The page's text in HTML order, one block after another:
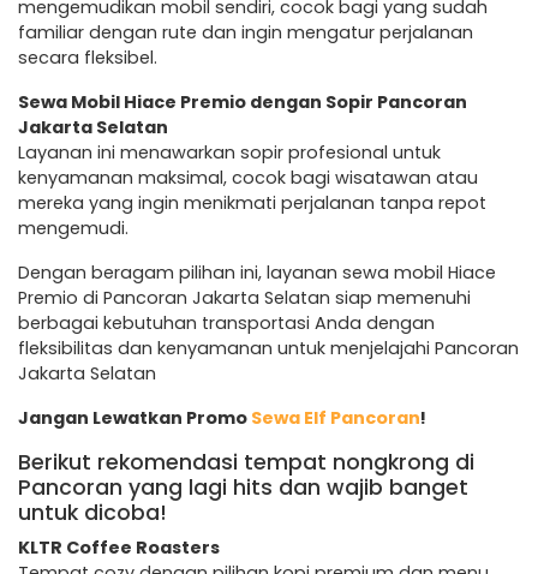
mengemudikan mobil sendiri, cocok bagi yang sudah
familiar dengan rute dan ingin mengatur perjalanan
secara fleksibel.
Sewa Mobil Hiace Premio dengan Sopir Pancoran
Jakarta Selatan
Layanan ini menawarkan sopir profesional untuk
kenyamanan maksimal, cocok bagi wisatawan atau
mereka yang ingin menikmati perjalanan tanpa repot
mengemudi.
Dengan beragam pilihan ini, layanan sewa mobil Hiace
Premio di Pancoran Jakarta Selatan siap memenuhi
berbagai kebutuhan transportasi Anda dengan
fleksibilitas dan kenyamanan untuk menjelajahi Pancoran
Jakarta Selatan
Jangan Lewatkan Promo Sewa Elf Pancoran!
Berikut rekomendasi tempat nongkrong di
Pancoran yang lagi hits dan wajib banget
untuk dicoba!
KLTR Coffee Roasters